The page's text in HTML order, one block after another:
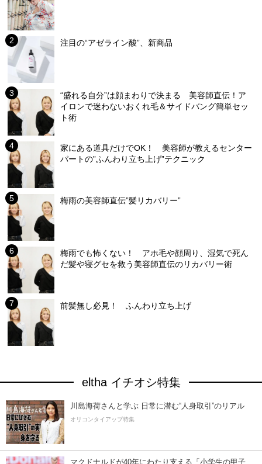
注目の“アゼライン酸”、新商品
“盛れる自分”は顔まわりで決まる 美容師直伝！ア
イロンで迷わないおくれ毛＆サイドバング簡単セッ
ト術
家にある道具だけでOK！ 美容師が教えるセンター
パートの”ふんわり立ち上げ”テクニック
梅雨の美容師直伝”髪リカバリー”
梅雨でも怖くない！ アホ毛や顔周り、湿気で死ん
だ髪や寝グセを救う美容師直伝のリカバリー術
前髪無し必見！ ふんわり立ち上げ
eltha イチオシ特集
川島海荷さんと学ぶ 日常に潜む“人身取引”のリアル
オリコンタイアップ特集
マクドナルドが40年にわたり支える「小学生の甲子